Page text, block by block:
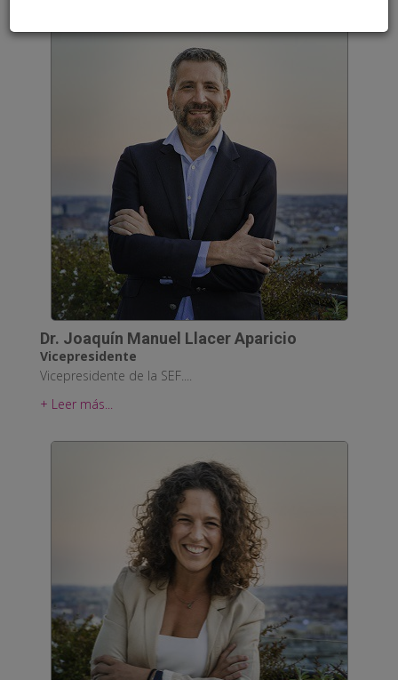
Dr. Joaquín Manuel Llacer Aparicio
Vicepresidente
Vicepresidente de la SEF....
+ Leer más...